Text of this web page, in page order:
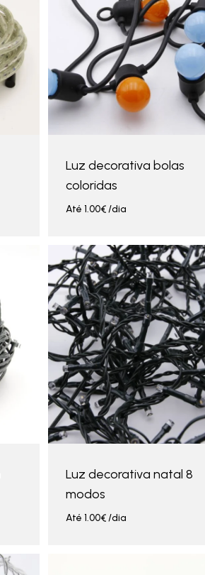
Luz decorativa bolas
coloridas
Até 1.00€/dia
Luz decorativa natal 8
modos
Até 1.00€/dia